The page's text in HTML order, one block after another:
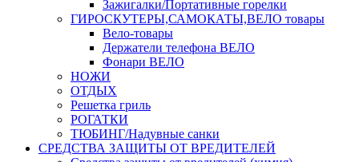
Зажигалки/Портативные горелки
ГИРОСКУТЕРЫ,САМОКАТЫ,ВЕЛО товары
Вело-товары
Держатели телефона ВЕЛО
Фонари ВЕЛО
НОЖИ
ОТДЫХ
Решетка гриль
РОГАТКИ
ТЮБИНГ/Надувные санки
СРЕДСТВА ЗАЩИТЫ ОТ ВРЕДИТЕЛЕЙ